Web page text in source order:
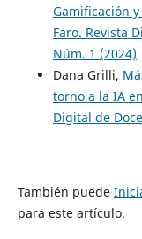
Gamificación
Faro. Revista
Núm. 1 (2024)
Dana Grilli,
torno a la IA
Digital de
También puede
para este artículo.